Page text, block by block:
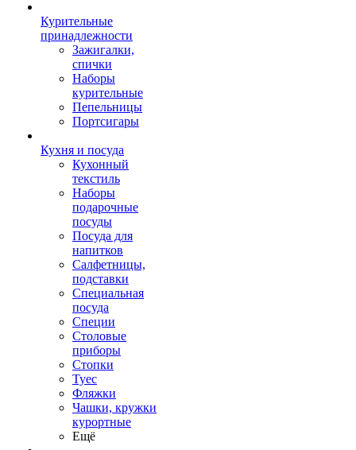
Курительные
принадлежности
Зажигалки,
спички
Наборы
курительные
Пепельницы
Портсигары
Кухня и посуда
Кухонный
текстиль
Наборы
подарочные
посуды
Посуда для
напитков
Салфетницы,
подставки
Специальная
посуда
Специи
Столовые
приборы
Стопки
Туес
Фляжки
Чашки, кружки
курортные
Ещё